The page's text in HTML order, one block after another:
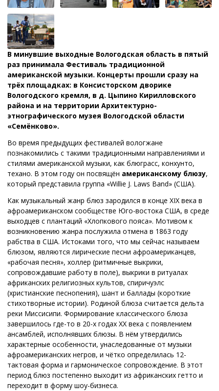
В минувшие выходные Вологодская область в пятый
раз принимала Фестиваль традиционной
американской музыки. Концерты прошли сразу на
трёх площадках: в Консисторском дворике
Вологодского кремля, в д. Цыпино Кирилловского
района и на территории Архитектурно-
этнографического музея Вологодской области
«Семёнково».
Во время предыдущих фестивалей вологжане
познакомились с такими традиционными направлениями и
стилями американской музыки, как блюграсс, конхунто,
техано. В этом году он посвящён американскому блюзу,
который представила группа «Willie J. Laws Band» (США).
Как музыкальный жанр блюз зародился в конце XIX века в
афроамериканском сообществе Юго-востока США, в среде
выходцев с плантаций «Хлопкового пояса». Мотивом к
возникновению жанра послужила отмена в 1863 году
рабства в США. Истоками того, что мы сейчас называем
блюзом, являются лирические песни афроамериканцев,
«рабочая песня», холлер (ритмичные выкрики,
сопровождавшие работу в поле), выкрики в ритуалах
африканских религиозных культов, спиричуэлс
(христианские песнопения), шант и баллады (короткие
стихотворные истории). Родиной блюза считается дельта
реки Миссисипи. Формирование классического блюза
завершилось где-то в 20-х годах XX века с появлением
ансамблей, исполнявших блюзы. В нём утвердились
характерные особенности, унаследованные от музыки
афроамериканских негров, и чётко определилась 12-
тактовая форма и гармоническое сопровождение. В этот
период блюз постепенно выходит из африканских гетто и
переходит в форму шоу-бизнеса.